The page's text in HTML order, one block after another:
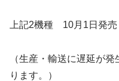
上記2機種 10月1日発売
（生産・輸送に遅延が
ります。）